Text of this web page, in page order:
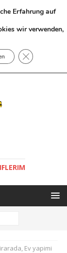
Ev yapimi
Erfahrung auf
wir verwenden,
GDPR